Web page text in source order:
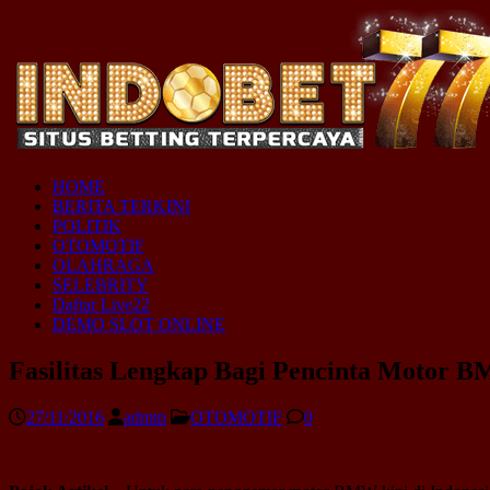
HOME
BERITA TERKINI
POLITIK
OTOMOTIF
OLAHRAGA
SELEBRITY
Daftar Live22
DEMO SLOT ONLINE
Fasilitas Lengkap Bagi Pencinta Motor
27/11/2016 admin OTOMOTIF 0